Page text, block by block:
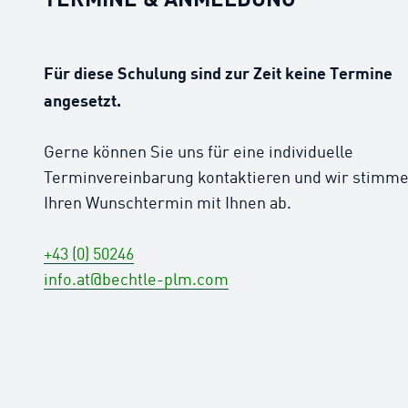
Für diese Schulung sind zur Zeit keine Termine
angesetzt.
Gerne können Sie uns für eine individuelle
Terminvereinbarung kontaktieren und wir
Ihren Wunschtermin mit Ihnen ab.
+43 (0) 50246
info.at@bechtle-plm.com